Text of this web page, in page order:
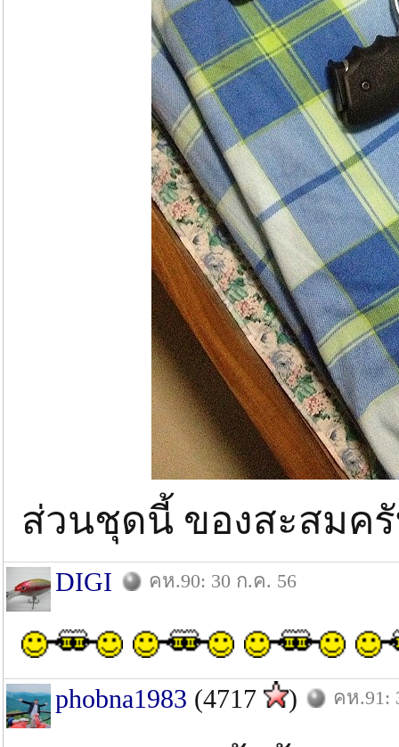
ส่วนชุดนี้ ของสะสมค
DIGI คห.90: 30 ก.ค. 56
phobna1983 (4717 ) คห.91: